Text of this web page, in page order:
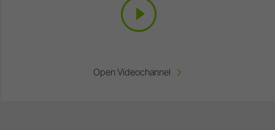
Open Videochannel